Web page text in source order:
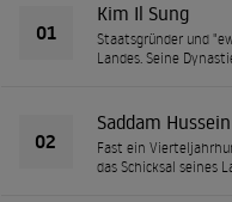
01
Kim Il Sung
Staatsgründer und
Landes. Seine
02
Saddam Hussein
Fast ein
das Schicksal seines